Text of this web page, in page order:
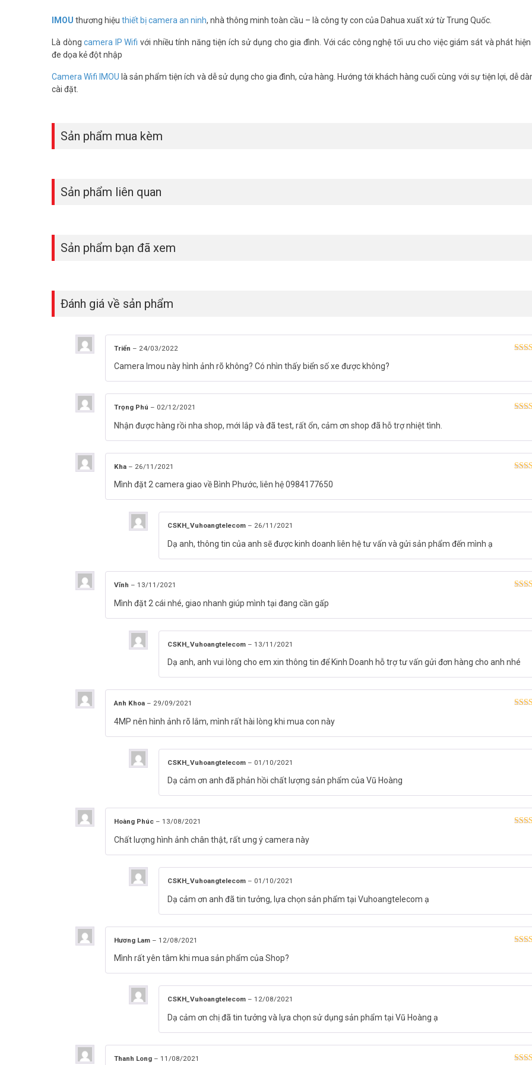
xảy ra ở nhà từ bất cứ đâu.
hoàn toàn.
Cũng như các dòng camera Imou khác,
tương tác với vật nuôi và gia đình hoặc can ngăn những vị khách không mời. Video được lưu trữ và truy cập dễ dàng thông qua thẻ
NVR hoặc Cloud Storage. IMOU IPC-K42P hỗ trợ ghi âm liên tục 7/24.
Camera iMou IPC-K42P quả thật là hữu ích để lắp đặt cho gia đình, cửa hàng của bạn. Còn chần chừ gì không đặt mua ngay
phẩm đang có giá ưu đãi tốt và bảo hành 24 tháng trên toàn quốc tại Vuhoangtelecom.
>> Xem thêm:Camera IP WIFI ngoài trời IPC-F22P-IMOU 2.0MP FullHD
Thông số kỹ thuật camera Wifi 4.0MP IPC-K42P-IMOU tích hợp còi báo động
– Tầm xa hồng ngoại 10m với công nghệ hồng ngoại thông minh.
– Tích hợp còi báo động cùng cảm biến chuyển động PIR.
– Hỗ trợ cổng báo động ra, có thể gắn thêm còi hú tăng cường âm thanh báo động.
– Ống kính cố định 2,8mm cho góc nhìn 105°(H), 57°(V), 125°(D).
IMOU thương hiệu thiết bị camera an ninh, nhà thông minh toàn cầu – là công ty con của Dahua xuất xứ từ Trung Quốc.
Là dòngcamera IP Wifi với nhiều tính năng tiện ích sử dụng cho gia đình. Với các công nghệ tối ưu cho việc giám sát và phát
đe dọa kẻ đột nhập
Camera Wifi IMOU là sản phẩm tiện ích và dễ sử dụng cho gia đình, cửa hàng. Hướng tới khách hàng cuối cùng với sự tiện lợi, dễ
cài đặt.
Sản phẩm mua kèm
Sản phẩm liên quan
Sản phẩm bạn đã xem
Đánh giá về sản phẩm
Triển – 24/03/2022
Camera Imou này hình ảnh rõ không? Có nhìn thấy biển số xe được không?
Trọng Phú – 02/12/2021
Nhận được hàng rồi nha shop, mới lắp và đã test, rất ổn, cảm ơn shop đã hỗ trợ nhiệt tình.
Kha – 26/11/2021
Mình đặt 2 camera giao về Bình Phước, liên hệ 0984177650
CSKH_Vuhoangtelecom – 26/11/2021
Dạ anh, thông tin của anh sẽ được kinh doanh liên hệ tư vấn và gửi sản phẩm đến mình ạ
Vĩnh – 13/11/2021
Mình đặt 2 cái nhé, giao nhanh giúp mình tại đang cần gấp
CSKH_Vuhoangtelecom – 13/11/2021
Dạ anh, anh vui lòng cho em xin thông tin để Kinh Doanh hỗ trợ tư vấn gửi đơn hàng cho anh nhé
Anh Khoa – 29/09/2021
4MP nên hình ảnh rõ lắm, mình rất hài lòng khi mua con này
CSKH_Vuhoangtelecom – 01/10/2021
Dạ cảm ơn anh đã phản hồi chất lượng sản phẩm của Vũ Hoàng
Hoàng Phúc – 13/08/2021
Chất lượng hình ảnh chân thật, rất ưng ý camera này
CSKH_Vuhoangtelecom – 01/10/2021
Dạ cảm ơn anh đã tin tưởng, lựa chọn sản phẩm tại Vuhoangtelecom ạ
Hương Lam – 12/08/2021
Mình rất yên tâm khi mua sản phẩm của Shop?
CSKH_Vuhoangtelecom – 12/08/2021
Dạ cảm ơn chị đã tin tưởng và lựa chọn sử dụng sản phẩm tại Vũ Hoàng ạ
Thanh Long – 11/08/2021